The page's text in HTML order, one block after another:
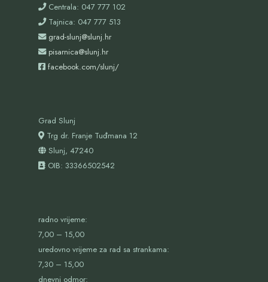
Centrala: 047 777 102
Tajnica: 047 777 513
grad-slunj@slunj.hr
pisarnica@slunj.hr
facebook.com/slunj/
Grad Slunj
Trg dr. Franje Tuđmana 12
Slunj, 47240
OIB: 33366502542
radno vrijeme:
7,00 – 15,00
uredovno vrijeme za rad sa strankama:
7,30 – 15,00
dnevni odmor: